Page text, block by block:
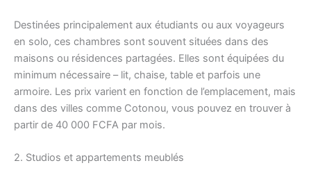
Destinées principalement aux étudiants ou aux voyageurs
en solo, ces chambres sont souvent situées dans des
maisons ou résidences partagées. Elles sont équipées du
minimum nécessaire – lit, chaise, table et parfois une
armoire. Les prix varient en fonction de l’emplacement, mais
dans des villes comme Cotonou, vous pouvez en trouver à
partir de 40 000 FCFA par mois.
2. Studios et appartements meublés